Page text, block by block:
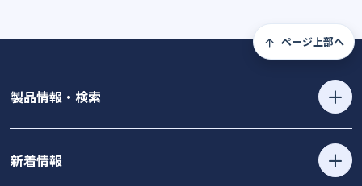
ページ上部へ
製品情報・検索
新着情報